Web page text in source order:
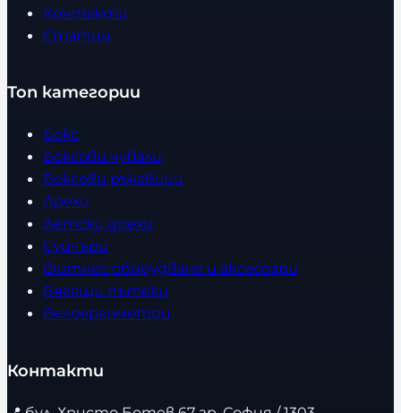
Контакти
Статии
Топ категории
Бокс
Боксови чували
Боксови ръкавици
Дрехи
Детски дрехи
Суичъри
Фитнес оборудване и аксесоари
Бягащи пътеки
Велоергометри
Контакти